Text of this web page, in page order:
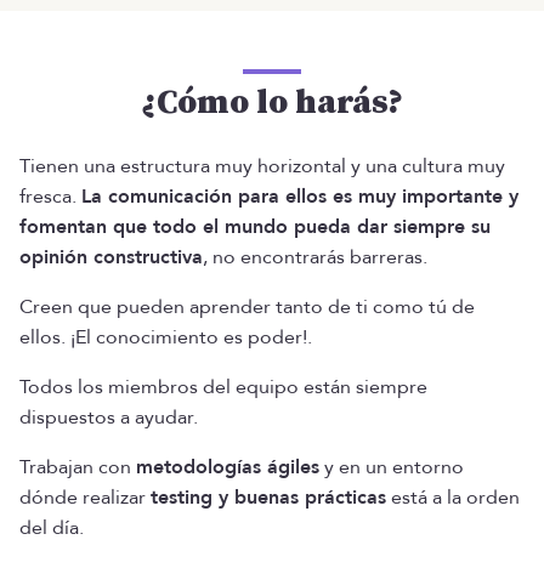
¿Cómo lo harás?
Tienen una estructura muy horizontal y una cultura muy
fresca. La comunicación para ellos es muy importante y
fomentan que todo el mundo pueda dar siempre su
opinión constructiva, no encontrarás barreras.
Creen que pueden aprender tanto de ti como tú de
ellos. ¡El conocimiento es poder!.
Todos los miembros del equipo están siempre
dispuestos a ayudar.
Trabajan con metodologías ágilesy en un entorno
dónde realizartesting y buenas prácticasestá a la orden
del día.